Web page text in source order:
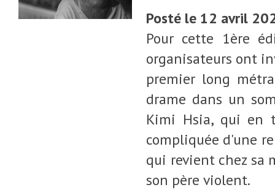
Posté le 12 avril
Pour cette 1ère
organisateurs ont
premier long
drame dans un
Kimi Hsia, qui en
compliquée d'une
qui revient chez sa
son père violent.